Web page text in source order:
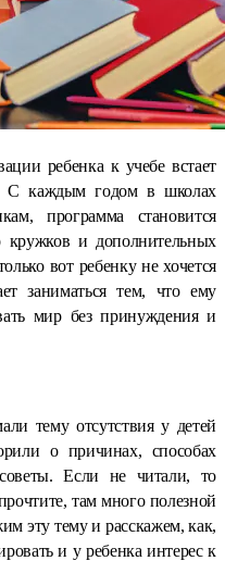
ребенка к учебе встает
С каждым годом в школах
программа становится
кружков и дополнительных
вот ребенку не хочется
заниматься тем, что ему
мир без принуждения и
тему отсутствия у детей
о причинах, способах
Если не читали, то
там много полезной
эту тему и расскажем, как,
и у ребенка интерес к